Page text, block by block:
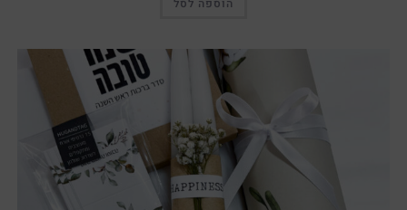
הוספה לסל